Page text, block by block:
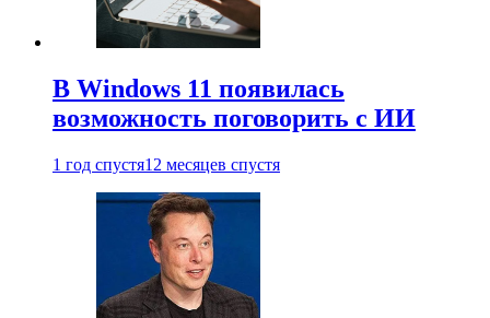
В Windows 11 появилась
возможность поговорить с ИИ
1 год спустя12 месяцев спустя